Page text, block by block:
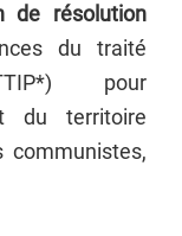
de résolution
du traité
pour
du territoire
communistes,